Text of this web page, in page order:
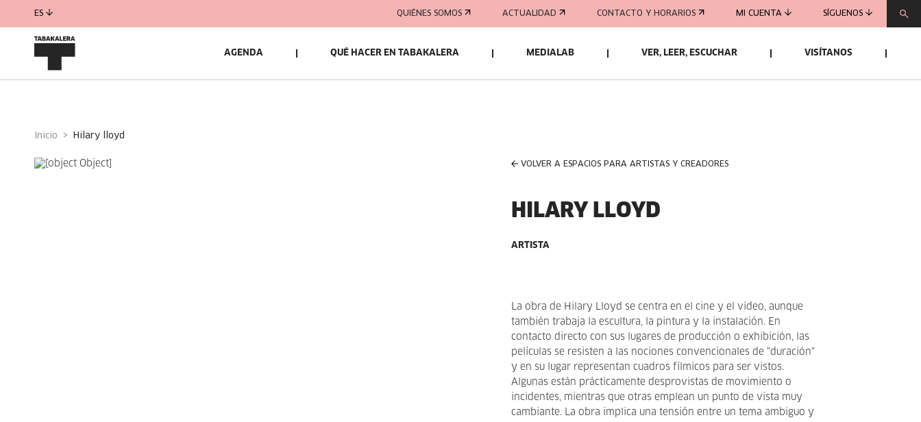
ES QUIÉNES SOMOS ACTUALIDAD CONTACTO Y HORARIOS MI CUENTA SÍGUENOS
AGENDA QUÉ HACER EN TABAKALERA MEDIALAB VER, LEER, ESCUCHAR VISÍTANOS
Inicio hilary lloyd
VOLVER A ESPACIOS PARA ARTISTAS Y CREADORES
HILARY LLOYD
ARTISTA
La obra de Hilary Lloyd se centra en el cine y el vídeo, aunque
también trabaja la escultura, la pintura y la instalación. En
contacto directo con sus lugares de producción o exhibición, las
películas se resisten a las nociones convencionales de "duración"
y en su lugar representan cuadros fílmicos para ser vistos.
Algunas están prácticamente desprovistas de movimiento o
incidentes, mientras que otras emplean un punto de vista muy
cambiante. La obra implica una tensión entre un tema ambiguo y